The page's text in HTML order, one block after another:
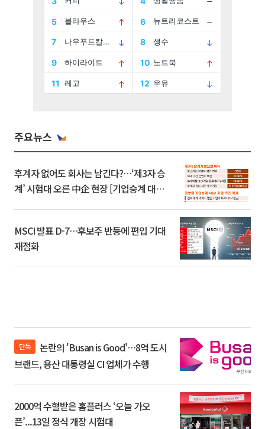
주요뉴스
후계자 없어도 회사는 남긴다?…‘제3자 승
계’ 시험대 오른 中企 현장 [기업승계 대전
MSCI 발표 D-7…후보주 반등에 편입 기대
재점화
단독
브랜드, 용산 대통령실 CI 업체가 수행
2000억 수혈받은 홈플러스 ‘오늘 가오
픈’...13일 정식 개장 시험대